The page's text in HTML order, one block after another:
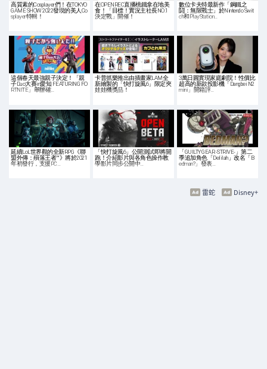
高質素的Cosplayer們！在TOKYO
GAME SHOW 2022發現的美人Co
splayer特輯！
在OPENREC直播桃鐵拿在地美
食！「目標！實況主社長NO.1
決定戰」開催！
數位卡夫特最新作「鋼鐵之
鬪：無限戰士」於Nintendo Swit
ch和PlayStation…
這個春天最強親子決定！「親
子Duo大賽in愛知 FEATURING FO
RTNITE」舉辦確…
卡普抓樂推出由插畫家LAM全
新繪製的「快打旋風6」限定夾
娃娃機獎品！
3萬日圓實現家庭劇院！性價比
超高的新款投影機「Dangbei N2
mini」開箱評…
延續LoL世界觀的全新RPG《聯
盟外傳：殞落王者™》將於2021
年初發行，支援PC…
「快打旋風6」公開測試即將開
跑！介紹影片與各角色操作教
學影片同步公開中…
「GUILTY GEAR -STRIVE-」第二
季追加角色「Delilah」改名「B
edman?」發表…
Disney+
雷蛇